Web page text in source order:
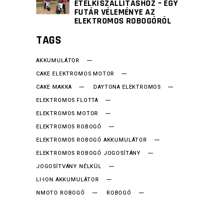
ÉTELKISZÁLLÍTÁSHOZ – EGY
FUTÁR VÉLEMÉNYE AZ
ELEKTROMOS ROBOGÓRÓL
TAGS
AKKUMULÁTOR
CAKE ELEKTROMOS MOTOR
CAKE MAKKA
DAYTONA ELEKTROMOS
ELEKTROMOS FLOTTA
ELEKTROMOS MOTOR
ELEKTROMOS ROBOGÓ
ELEKTROMOS ROBOGÓ AKKUMULÁTOR
ELEKTROMOS ROBOGÓ JOGOSÍTÁNY
JOGOSÍTVÁNY NÉLKÜL
LI-ION AKKUMULÁTOR
NMOTO ROBOGÓ
ROBOGÓ